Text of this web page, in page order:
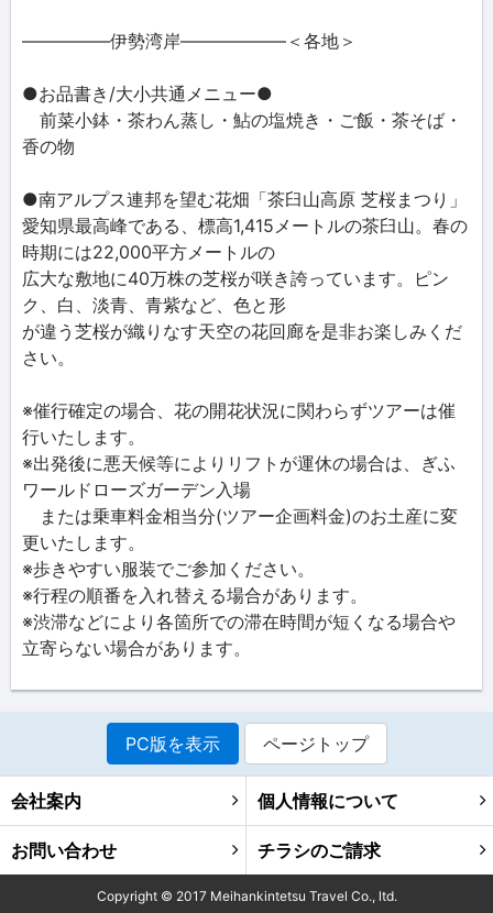
―――――伊勢湾岸――――――＜各地＞
●お品書き/大小共通メニュー●
前菜小鉢・茶わん蒸し・鮎の塩焼き・ご飯・茶そば・
香の物
●南アルプス連邦を望む花畑「茶臼山高原 芝桜まつり」
愛知県最高峰である、標高1,415メートルの茶臼山。春の
時期には22,000平方メートルの
広大な敷地に40万株の芝桜が咲き誇っています。ピン
ク、白、淡青、青紫など、色と形
が違う芝桜が織りなす天空の花回廊を是非お楽しみくだ
さい。
※催行確定の場合、花の開花状況に関わらずツアーは催
行いたします。
※出発後に悪天候等によりリフトが運休の場合は、ぎふ
ワールドローズガーデン入場
または乗車料金相当分(ツアー企画料金)のお土産に変
更いたします。
※歩きやすい服装でご参加ください。
※行程の順番を入れ替える場合があります。
※渋滞などにより各箇所での滞在時間が短くなる場合や
立寄らない場合があります。
PC版を表示 ページトップ
会社案内 個人情報について
お問い合わせ チラシのご請求
Copyright © 2017 Meihankintetsu Travel Co., ltd.